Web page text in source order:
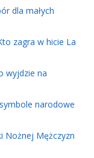
dla małych
zagra w hicie La
wyjdzie na
narodowe
Nożnej Mężczyzn